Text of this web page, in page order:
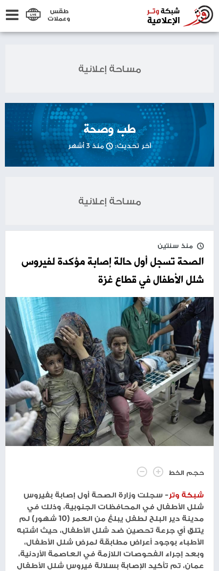
طقس
وعملات
مساحة إعلانية
طب وصحة
آخر تحديث: منذ 3 أشهر
مساحة إعلانية
منذ سنتين
الصحة تسجل أول حالة إصابة مؤكدة لفيروس
شلل الأطفال في قطاع غزة
حجم الخط
شبكة وتر- سجلت وزارة الصحة أول إصابة بفيروس
شلل الأطفال في المحافظات الجنوبية، وذلك في
مدينة دير البلح لطفل يبلغ من العمر (10 شهور) لم
يتلق أي جرعة تحصين ضد شلل الأطفال، حيث اشتبه
الأطباء بوجود أعراض مطابقة لمرض شلل الأطفال،
وبعد إجراء الفحوصات اللازمة في العاصمة الأردنية،
عمان، تم تأكيد الإصابة بسلالة فيروس شلل الأطفال